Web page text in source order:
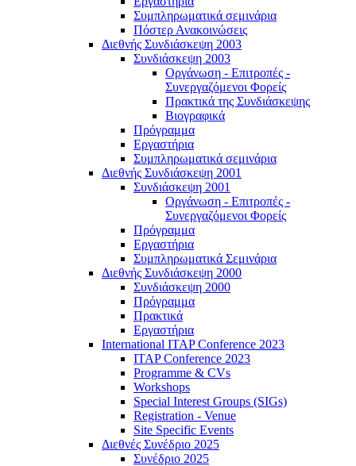
Συμπληρωματικά σεμινάρια
Πόστερ Ανακοινώσεις
Διεθνής Συνδιάσκεψη 2003
Συνδιάσκεψη 2003
Οργάνωση - Επιτροπές -
Συνεργαζόμενοι Φορείς
Πρακτικά της Συνδιάσκεψης
Βιογραφικά
Πρόγραμμα
Εργαστήρια
Συμπληρωματικά σεμινάρια
Διεθνής Συνδιάσκεψη 2001
Συνδιάσκεψη 2001
Οργάνωση - Επιτροπές -
Συνεργαζόμενοι Φορείς
Πρόγραμμα
Εργαστήρια
Συμπληρωματικά Σεμινάρια
Διεθνής Συνδιάσκεψη 2000
Συνδιάσκεψη 2000
Πρόγραμμα
Πρακτικά
Εργαστήρια
International ITAP Conference 2023
ITAP Conference 2023
Programme & CVs
Workshops
Special Interest Groups (SIGs)
Registration - Venue
Site Specific Events
Διεθνές Συνέδριο 2025
Συνέδριο 2025